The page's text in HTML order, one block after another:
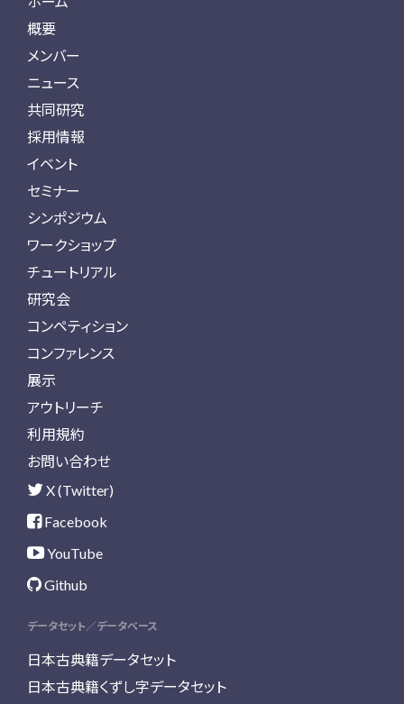
概要
メンバー
ニュース
共同研究
採用情報
イベント
セミナー
シンポジウム
ワークショップ
チュートリアル
研究会
コンペティション
コンファレンス
展示
アウトリーチ
利用規約
お問い合わせ
X (Twitter)
Facebook
YouTube
Github
データセット／データベース
日本古典籍データセット
日本古典籍くずし字データセット